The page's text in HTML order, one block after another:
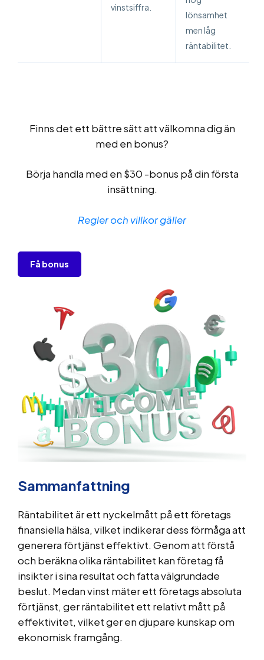
vinstsiffra.
lönsamhet
men låg
räntabilitet.
Finns det ett bättre sätt att välkomna dig än
med en bonus?
Börja handla med en $30 -bonus på din första
insättning.
Regler och villkor gäller
Få bonus
Sammanfattning
Räntabilitet är ett nyckelmått på ett företags
finansiella hälsa, vilket indikerar dess förmåga att
generera förtjänst effektivt. Genom att förstå
och beräkna olika räntabilitet kan företag få
insikter i sina resultat och fatta välgrundade
beslut. Medan vinst mäter ett företags absoluta
förtjänst, ger räntabilitet ett relativt mått på
effektivitet, vilket ger en djupare kunskap om
ekonomisk framgång.